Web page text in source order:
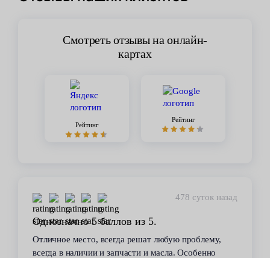
Смотреть отзывы на онлайн-
картах
Рейтинг
Рейтинг
449 суток назад
Стабильное качество
В течение 6 лет пользуюсь услугами данного
сервиса. Высокий профессионализм персонала